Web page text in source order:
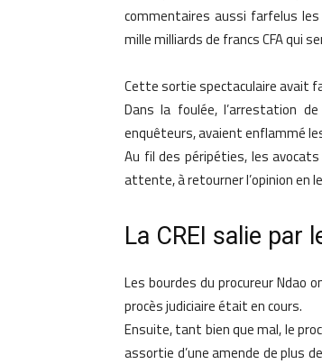
commentaires aussi farfelus
mille milliards de francs CFA qui
Cette sortie spectaculaire avait
Dans la foulée, l’arrestation
enquêteurs, avaient enflammé
Au fil des péripéties, les
attente, à retourner l’opinion en
La CREI salie par
Les bourdes du procureur Ndao
procès judiciaire était en cours.
Ensuite, tant bien que mal, le
assortie d’une amende de plus